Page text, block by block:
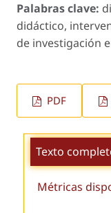
Palabras clave:
didáctico,
de investigación
PDF
Texto
Métricas